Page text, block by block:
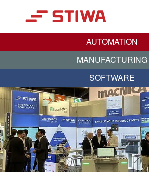
AUTOMATION
MANUFACTURING
SOFTWARE